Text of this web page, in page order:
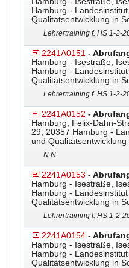
Hamburg -
Qualitätsentwicklung in
Lehrertraining f. HS 1-2-
2241A0151 -
Hamburg - Isestraße,
Hamburg -
Qualitätsentwicklung in
Lehrertraining f. HS 1-2-
2241A0152 -
Hamburg, Felix-Dahn-
29, 20357 Hamburg -
und Qualitätsentwicklung
N.N.
2241A0153 -
Hamburg - Isestraße,
Hamburg -
Qualitätsentwicklung in
Lehrertraining f. HS 1-2-
2241A0154 -
Hamburg - Isestraße,
Hamburg -
Qualitätsentwicklung in